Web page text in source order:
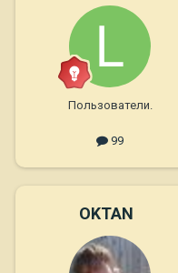
Пользователи.
99
OKTAN